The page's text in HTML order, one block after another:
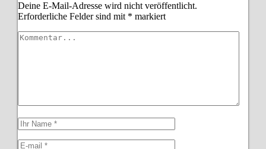
Deine E-Mail-Adresse wird nicht veröffentlicht.
Erforderliche Felder sind mit * markiert